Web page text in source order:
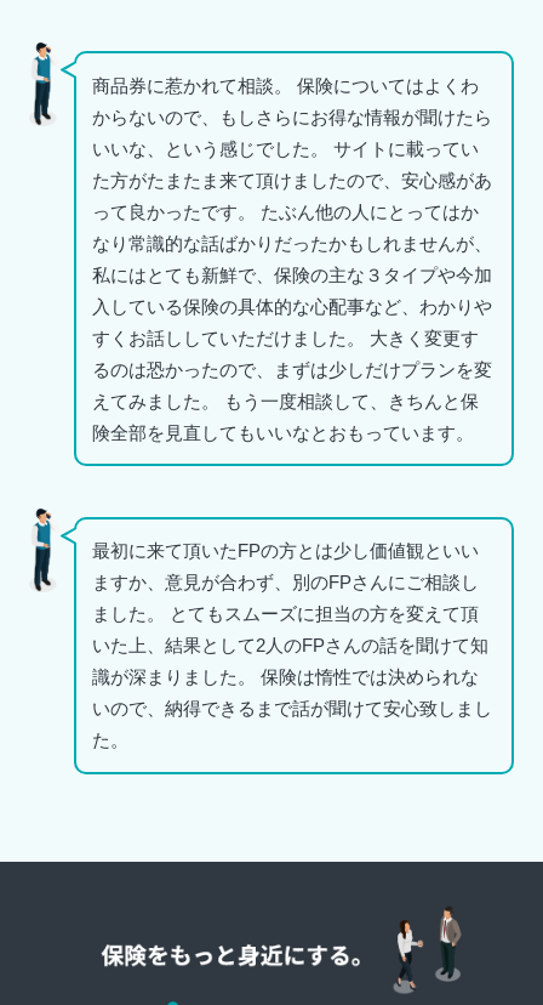
商品券に惹かれて相談。 保険についてはよくわ
からないので、もしさらにお得な情報が聞けたら
いいな、という感じでした。 サイトに載ってい
た方がたまたま来て頂けましたので、安心感があ
って良かったです。 たぶん他の人にとってはか
なり常識的な話ばかりだったかもしれませんが、
私にはとても新鮮で、保険の主な３タイプや今加
入している保険の具体的な心配事など、わかりや
すくお話ししていただけました。 大きく変更す
るのは恐かったので、まずは少しだけプランを変
えてみました。 もう一度相談して、きちんと保
険全部を見直してもいいなとおもっています。
最初に来て頂いたFPの方とは少し価値観といい
ますか、意見が合わず、別のFPさんにご相談し
ました。 とてもスムーズに担当の方を変えて頂
いた上、結果として2人のFPさんの話を聞けて知
識が深まりました。 保険は惰性では決められな
いので、納得できるまで話が聞けて安心致しまし
た。